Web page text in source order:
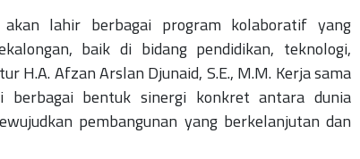
lahir berbagai program kolaboratif yang
baik di bidang pendidikan, teknologi,
H.A. Afzan Arslan Djunaid, S.E., M.M. Kerja sama
bentuk sinergi konkret antara dunia
pembangunan yang berkelanjutan dan